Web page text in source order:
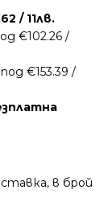
/ 11лв.
€102.26 /
€153.39 /
в брой